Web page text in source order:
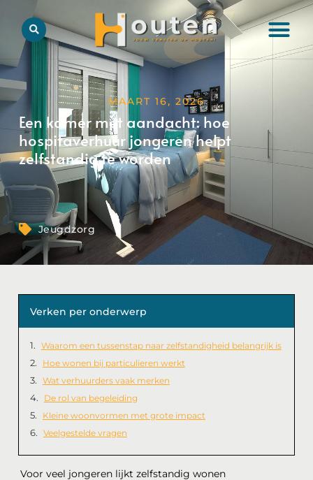
MAART 16, 2026
Een kamer met aandacht: hoe
hospitaverhuur jongeren helpt
zelfstandig te worden
Jeugdzorg
Voor veel jongeren lijkt zelfstandig wonen
Verken per onderwerp
Waarom een tussenstap naar zelfstandigheid belangrijk is
Hoe wonen bij particulieren werkt
Wat verhuurders vaak merken
De rol van begeleiding
Kleine woonvormen met grote impact
Veelgestelde vragen